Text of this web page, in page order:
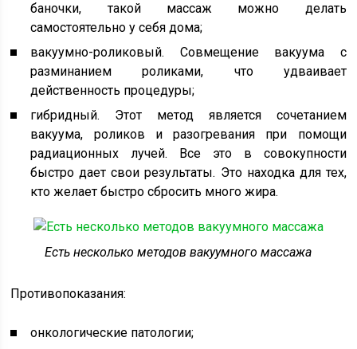
баночки, такой массаж можно делать
самостоятельно у себя дома;
вакуумно-роликовый. Совмещение вакуума с
разминанием роликами, что удваивает
действенность процедуры;
гибридный. Этот метод является сочетанием
вакуума, роликов и разогревания при помощи
радиационных лучей. Все это в совокупности
быстро дает свои результаты. Это находка для тех,
кто желает быстро сбросить много жира.
Есть несколько методов вакуумного массажа
Противопоказания:
онкологические патологии;